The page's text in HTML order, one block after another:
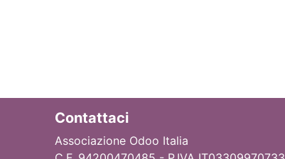
Contattaci
Associazione Odoo Italia